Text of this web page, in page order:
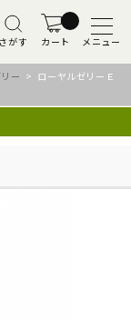
さがす カート メニュー
ー > ローヤルゼリーＥ